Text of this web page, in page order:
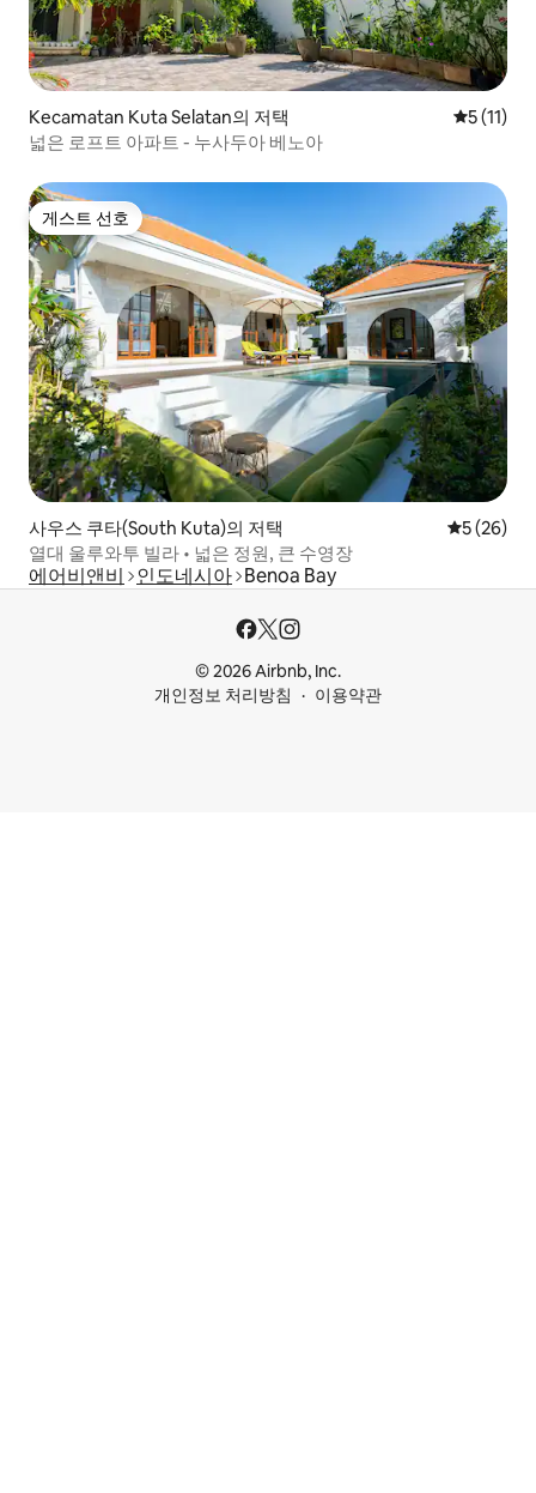
Kecamatan Kuta Selatan의 저택 평점 5점
5 (11)
넓은 로프트 아파트 - 누사두아 베노아
게스트 선호
게스트 선호
사우스 쿠타(South Kuta)의 저택 평점 5점(5
5 (26)
열대 울루와투 빌라 • 넓은 정원, 큰 수영장
에어비앤비 인도네시아 Benoa Bay
© 2026 Airbnb, Inc.
개인정보 처리방침
이용약관